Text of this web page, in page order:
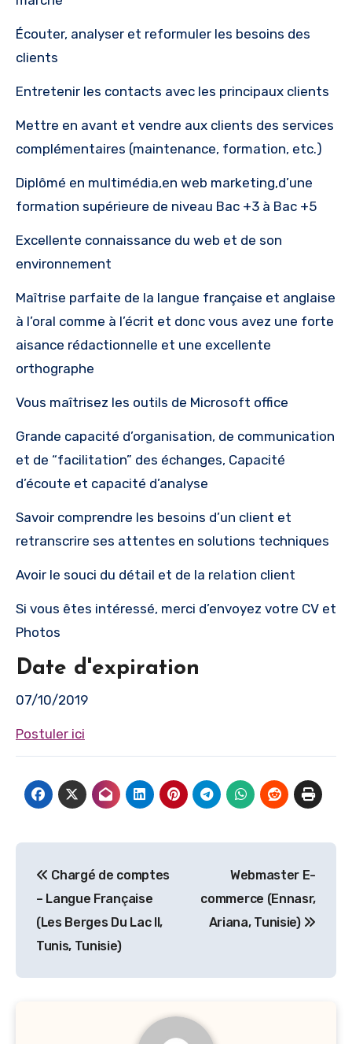
Écouter, analyser et reformuler les besoins des
clients
Entretenir les contacts avec les principaux clients
Mettre en avant et vendre aux clients des services
complémentaires (maintenance, formation, etc.)
Diplômé en multimédia,en web marketing,d’une
formation supérieure de niveau Bac +3 à Bac +5
Excellente connaissance du web et de son
environnement
Maîtrise parfaite de la langue française et anglaise
à l’oral comme à l’écrit et donc vous avez une forte
aisance rédactionnelle et une excellente
orthographe
Vous maîtrisez les outils de Microsoft office
Grande capacité d’organisation, de communication
et de “facilitation” des échanges, Capacité
d’écoute et capacité d’analyse
Savoir comprendre les besoins d’un client et
retranscrire ses attentes en solutions techniques
Avoir le souci du détail et de la relation client
Si vous êtes intéressé, merci d’envoyez votre CV et
Photos
Date d'expiration
07/10/2019
Postuler ici
l’article
Chargé de comptes
– Langue Française
(Les Berges Du Lac II,
Tunis, Tunisie)
Webmaster E-
commerce (Ennasr,
Ariana, Tunisie)